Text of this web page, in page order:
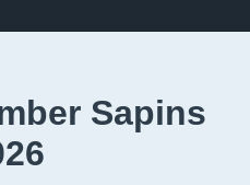
Sapins